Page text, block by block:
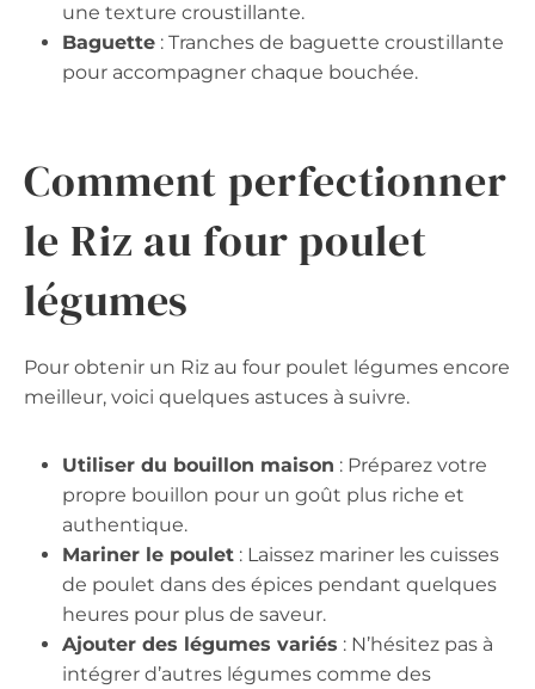
une texture croustillante.
Baguette : Tranches de baguette croustillante
pour accompagner chaque bouchée.
Comment perfectionner
le Riz au four poulet
légumes
Pour obtenir un Riz au four poulet légumes encore
meilleur, voici quelques astuces à suivre.
Utiliser du bouillon maison : Préparez votre
propre bouillon pour un goût plus riche et
authentique.
Mariner le poulet : Laissez mariner les cuisses
de poulet dans des épices pendant quelques
heures pour plus de saveur.
Ajouter des légumes variés : N’hésitez pas à
intégrer d’autres légumes comme des